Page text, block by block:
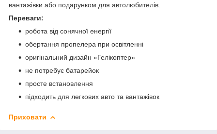
вантажівки або подарунком для автолюбителів.
Переваги:
робота від сонячної енергії
обертання пропелера при освітленні
оригінальний дизайн «Гелікоптер»
не потребує батарейок
просте встановлення
підходить для легкових авто та вантажівок
Приховати